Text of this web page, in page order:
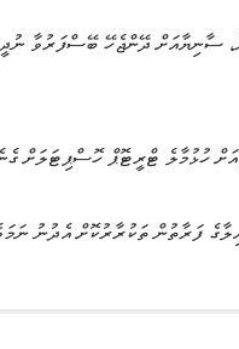
ސާނިޔާއަށް ދޭންޖެހޭ ބޭސްފަރުވާ
ހުޅުމާލެ ޓްރީޓޮޕް ހޮސްޕިޓަލަށް
ފަރާތުން ތަކުރާރުކޮށް އެދުނު